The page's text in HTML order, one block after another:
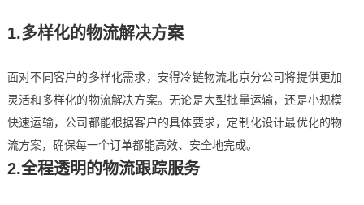
1.多样化的物流解决方案
面对不同客户的多样化需求，安得冷链物流北京分公司将提供更加
灵活和多样化的物流解决方案。无论是大型批量运输，还是小规模
快速运输，公司都能根据客户的具体要求，定制化设计最优化的物
流方案，确保每一个订单都能高效、安全地完成。
2.全程透明的物流跟踪服务